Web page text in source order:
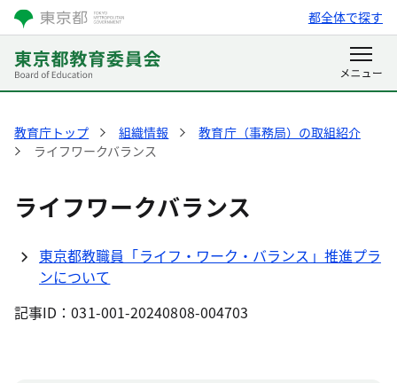
都全体で探す
教育庁トップ 組織情報
教育庁（事務局）の取組紹介
ライフワークバランス
ライフワークバランス
東京都教職員「ライフ・ワーク・バランス」推進プラ
ンについて
記事ID：031-001-20240808-004703